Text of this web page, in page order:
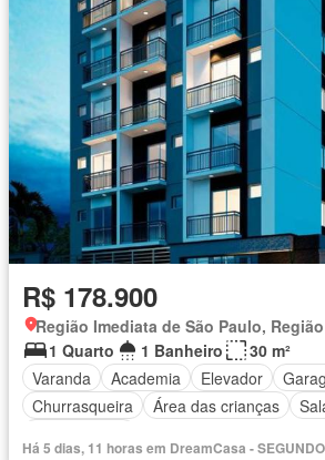
R$ 178.900
1 Quarto
1 Banheiro
30 m²
Varanda
Academia Elevador
Churrasqueira
Área das crianças
Há 5 dias, 11 horas em DreamCasa -